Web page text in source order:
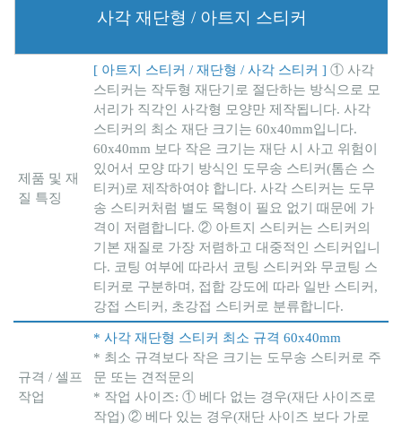
사각 재단형 / 아트지 스티커
제품 및 재
질 특징
[ 아트지 스티커 / 재단형 / 사각 스티커 ] ① 사각
스티커는 작두형 재단기로 절단하는 방식으로 모
서리가 직각인 사각형 모양만 제작됩니다. 사각
스티커의 최소 재단 크기는 60x40mm입니다.
60x40mm 보다 작은 크기는 재단 시 사고 위험이
있어서 모양 따기 방식인 도무송 스티커(톰슨 스
티커)로 제작하여야 합니다. 사각 스티커는 도무
송 스티커처럼 별도 목형이 필요 없기 때문에 가
격이 저렴합니다. ② 아트지 스티커는 스티커의
기본 재질로 가장 저렴하고 대중적인 스티커입니
다. 코팅 여부에 따라서 코팅 스티커와 무코팅 스
티커로 구분하며, 접합 강도에 따라 일반 스티커,
강접 스티커, 초강접 스티커로 분류합니다.
규격 / 셀프
작업
* 사각 재단형 스티커 최소 규격 60x40mm
* 최소 규격보다 작은 크기는 도무송 스티커로 주
문 또는 견적문의
* 작업 사이즈: ① 베다 없는 경우(재단 사이즈로
작업) ② 베다 있는 경우(재단 사이즈 보다 가로